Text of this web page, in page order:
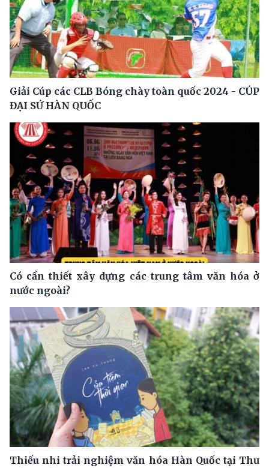
Giải Cúp các CLB Bóng chày toàn quốc 2024 - CÚP
ĐẠI SỨ HÀN QUỐC
Có cần thiết xây dựng các trung tâm văn hóa ở
nước ngoài?
Thiếu nhi trải nghiệm văn hóa Hàn Quốc tại Thư